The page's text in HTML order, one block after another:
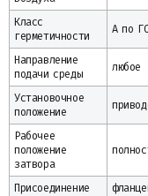
Класс
герметичности
А по
Направление
подачи среды
любое
Установочное
положение
Рабочее
положение
затвора
Присоединение